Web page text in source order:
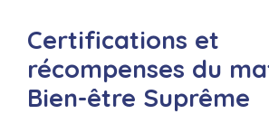
Certifications et
récompenses du
Bien-être Suprême